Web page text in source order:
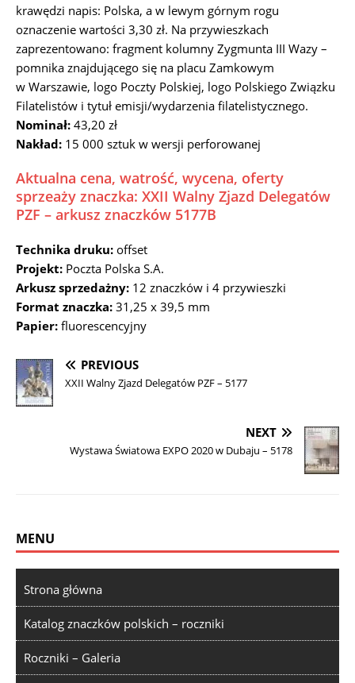
krawędzi napis: Polska, a w lewym górnym rogu
oznaczenie wartości 3,30 zł. Na przywieszkach
zaprezentowano: fragment kolumny Zygmunta III Wazy –
pomnika znajdującego się na placu Zamkowym
w Warszawie, logo Poczty Polskiej, logo Polskiego Związku
Filatelistów i tytuł emisji/wydarzenia filatelistycznego.
Nominał: 43,20 zł
Nakład: 15 000 sztuk w wersji perforowanej
Aktualna cena, watrość, wycena, oferty
sprzeaży znaczka: XXII Walny Zjazd Delegatów
PZF – arkusz znaczków 5177B
Technika druku: offset
Projekt: Poczta Polska S.A.
Arkusz sprzedażny: 12 znaczków i 4 przywieszki
Format znaczka: 31,25 x 39,5 mm
Papier: fluorescencyjny
PREVIOUS
XXII Walny Zjazd Delegatów PZF – 5177
NEXT
Wystawa Światowa EXPO 2020 w Dubaju – 5178
MENU
Strona główna
Katalog znaczków polskich – roczniki
Roczniki – Galeria